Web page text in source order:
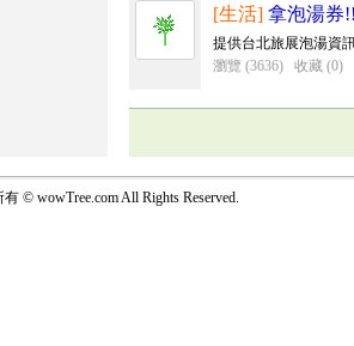
[生活] 拿泡湯券
提供台北旅展泡湯資訊
瀏覽 (3636)
收藏 (0)
© wowTree.com All Rights Reserved.